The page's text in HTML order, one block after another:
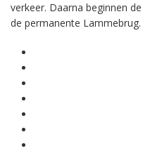
verkeer. Daarna beginnen
de permanente Lammebrug.